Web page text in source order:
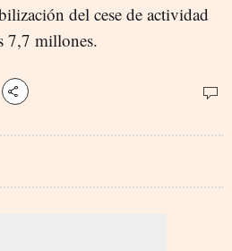
del cese de actividad
7,7 millones.